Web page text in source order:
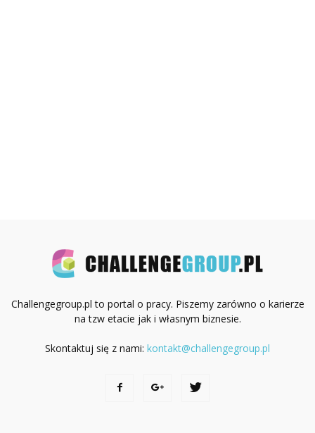
Challengegroup.pl to portal o pracy. Piszemy zarówno o karierze
na tzw etacie jak i własnym biznesie.
Skontaktuj się z nami: kontakt@challengegroup.pl